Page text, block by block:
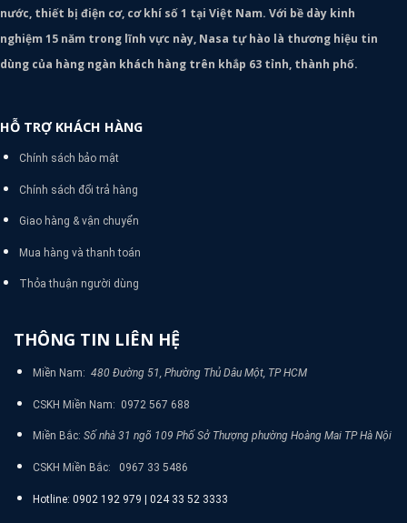
nước, thiết bị điện cơ, cơ khí số 1 tại Việt Nam. Với bề dày kinh
nghiệm 15 năm trong lĩnh vực này, Nasa tự hào là thương hiệu tin
dùng của hàng ngàn khách hàng trên khắp 63 tỉnh, thành phố.
HỖ TRỢ KHÁCH HÀNG
Chính sách bảo mật
Chính sách đổi trả hàng
Giao hàng & vận chuyển
Mua hàng và thanh toán
Thỏa thuận người dùng
THÔNG TIN LIÊN HỆ
Miền Nam: 480 Đường 51, Phường Thủ Dâu Một, TP HCM
CSKH Miền Nam: 0972 567 688
Miền Bắc: Số nhà 31 ngõ 109 Phố Sở Thượng phường Hoàng Mai TP Hà Nội
CSKH Miền Bắc: 0967 33 5486
Hotline: 0902 192 979 | 024 33 52 3333